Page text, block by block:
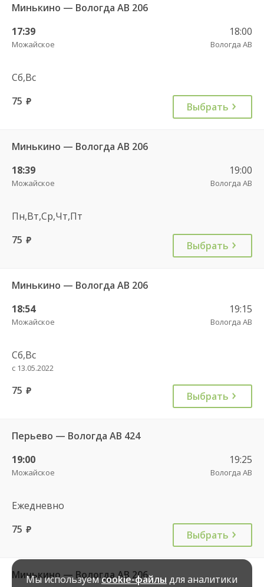
Минькино — Вологда АВ 206
17:39
Можайское
18:00
Вологда АВ
Сб,Вс
75 руб. Выбрать
Минькино — Вологда АВ 206
18:39
Можайское
19:00
Вологда АВ
Пн,Вт,Ср,Чт,Пт
75 руб. Выбрать
Минькино — Вологда АВ 206
18:54
Можайское
19:15
Вологда АВ
Сб,Вс
с 13.05.2022
75 руб. Выбрать
Перьево — Вологда АВ 424
19:00
Можайское
19:25
Вологда АВ
Ежедневно
75 руб. Выбрать
Минькино — Вологда АВ 206
Мы используемcookie-файлы для аналитики